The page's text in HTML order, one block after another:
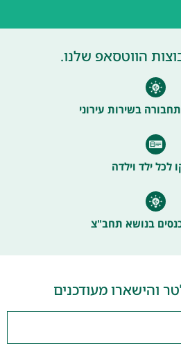
הווטסאפ שלנו.
בשירות עירוני
לכל ילד וילדה
בנושא תחב"צ
והישארו מעודכנים